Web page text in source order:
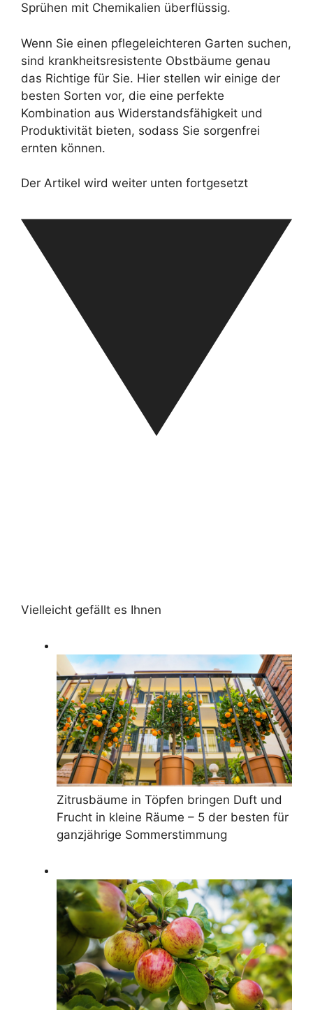
Sprühen mit Chemikalien überflüssig.
Wenn Sie einen pflegeleichteren Garten suchen,
sind krankheitsresistente Obstbäume genau
das Richtige für Sie. Hier stellen wir einige der
besten Sorten vor, die eine perfekte
Kombination aus Widerstandsfähigkeit und
Produktivität bieten, sodass Sie sorgenfrei
ernten können.
Der Artikel wird weiter unten fortgesetzt
Vielleicht gefällt es Ihnen
Zitrusbäume in Töpfen bringen Duft und
Frucht in kleine Räume – 5 der besten für
ganzjährige Sommerstimmung